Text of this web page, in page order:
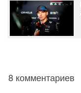
8 комментариев